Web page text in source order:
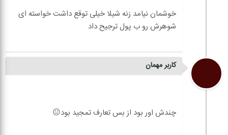
خوشمان نیامد زنه شیلا خیلی توقع داشت خواسته ای
کاربر مهمان